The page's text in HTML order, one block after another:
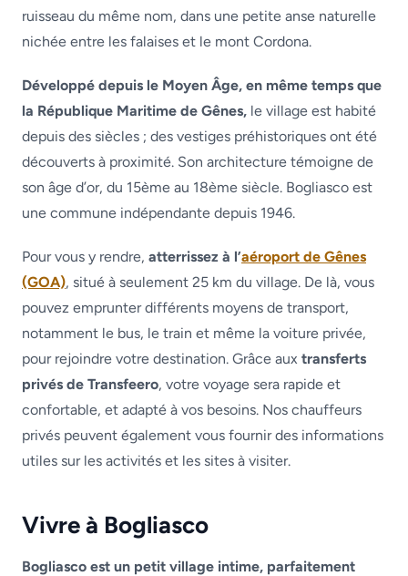
ruisseau du même nom, dans une petite anse naturelle
nichée entre les falaises et le mont Cordona.
Développé depuis le Moyen Âge, en même temps que
la République Maritime de Gênes, le village est habité
depuis des siècles ; des vestiges préhistoriques ont été
découverts à proximité. Son architecture témoigne de
son âge d’or, du 15ème au 18ème siècle. Bogliasco est
une commune indépendante depuis 1946.
Pour vous y rendre, atterrissez à l’aéroport de Gênes
(GOA), situé à seulement 25 km du village. De là, vous
pouvez emprunter différents moyens de transport,
notamment le bus, le train et même la voiture privée,
pour rejoindre votre destination. Grâce aux transferts
privés de Transfeero, votre voyage sera rapide et
confortable, et adapté à vos besoins. Nos chauffeurs
privés peuvent également vous fournir des informations
utiles sur les activités et les sites à visiter.
Vivre à Bogliasco
Bogliasco est un petit village intime, parfaitement